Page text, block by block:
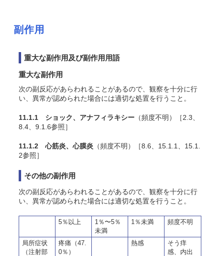
副作用
重大な副作用及び副作用用語
重大な副作用
次の副反応があらわれることがあるので、観察を十分に行
い、異常が認められた場合には適切な処置を行うこと。
11.1.1 ショック、アナフィラキシー （頻度不明）［2.3、
8.4、9.1.6参照］
11.1.2 心筋炎、心膜炎 （頻度不明）［8.6、15.1.1、15.1.
2参照］
その他の副作用
次の副反応があらわれることがあるので、観察を十分に行
い、異常が認められた場合には適切な処置を行うこと。
5％以上
1％〜5％
未満
1％未満 頻度不明
局所症状
（注射部
疼痛（47.
0％）
熱感
そう痒
感、内出